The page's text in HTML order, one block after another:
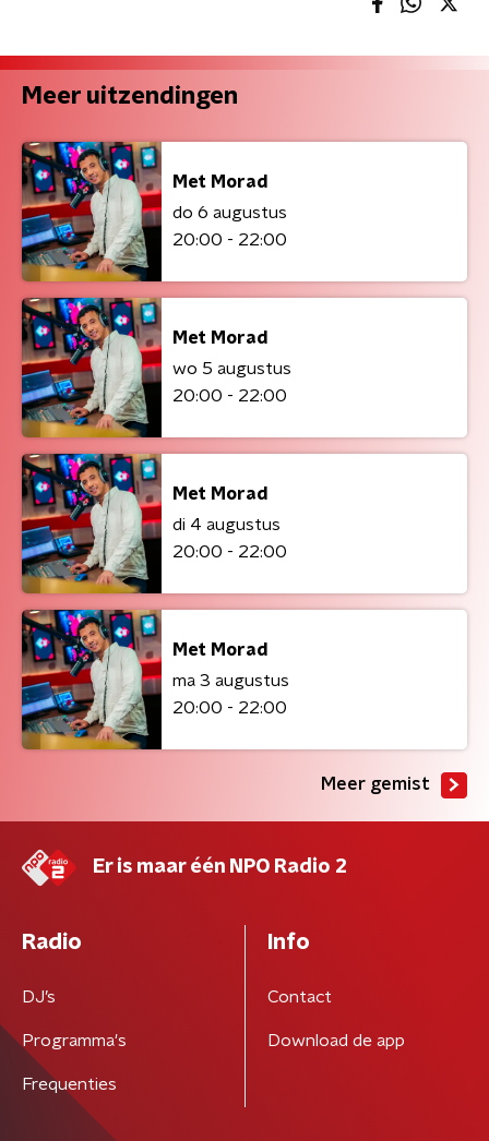
Meer uitzendingen
Met Morad
do 6 augustus
20:00 - 22:00
Met Morad
wo 5 augustus
20:00 - 22:00
Met Morad
di 4 augustus
20:00 - 22:00
Met Morad
ma 3 augustus
20:00 - 22:00
Meer gemist
Er is maar één NPO Radio 2
Radio
DJ’s
Programma's
Frequenties
Info
Contact
Download de app